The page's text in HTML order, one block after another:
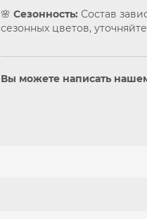
🌸Сезонность: Состав
сезонных цветов,
Вы можете написать